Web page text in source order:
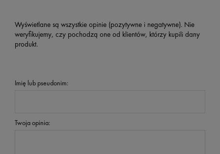
Wyświetlane są wszystkie opinie (pozytywne i negatywne). Nie
weryfikujemy, czy pochodzą one od klientów, którzy kupili dany
produkt.
Imię lub pseudonim:
Twoja opinia: